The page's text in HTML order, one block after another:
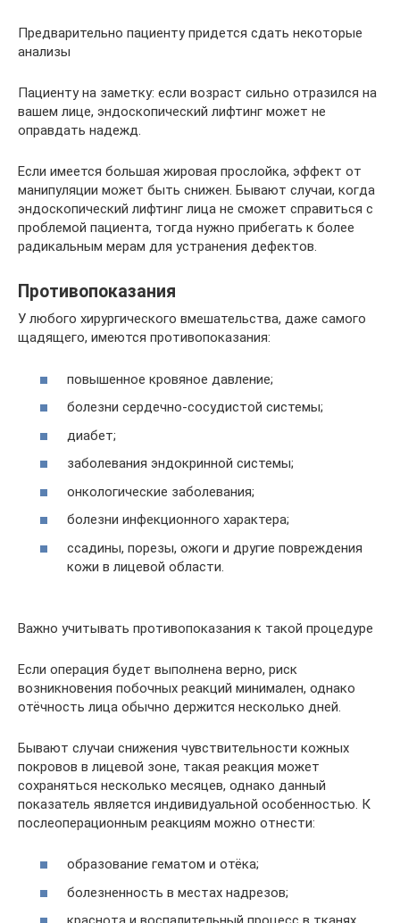
Предварительно пациенту придется сдать некоторые
анализы
Пациенту на заметку: если возраст сильно отразился на
вашем лице, эндоскопический лифтинг может не
оправдать надежд.
Если имеется большая жировая прослойка, эффект от
манипуляции может быть снижен. Бывают случаи, когда
эндоскопический лифтинг лица не сможет справиться с
проблемой пациента, тогда нужно прибегать к более
радикальным мерам для устранения дефектов.
Противопоказания
У любого хирургического вмешательства, даже самого
щадящего, имеются противопоказания:
повышенное кровяное давление;
болезни сердечно-сосудистой системы;
диабет;
заболевания эндокринной системы;
онкологические заболевания;
болезни инфекционного характера;
ссадины, порезы, ожоги и другие повреждения
кожи в лицевой области.
Важно учитывать противопоказания к такой процедуре
Если операция будет выполнена верно, риск
возникновения побочных реакций минимален, однако
отёчность лица обычно держится несколько дней.
Бывают случаи снижения чувствительности кожных
покровов в лицевой зоне, такая реакция может
сохраняться несколько месяцев, однако данный
показатель является индивидуальной особенностью. К
послеоперационным реакциям можно отнести:
образование гематом и отёка;
болезненность в местах надрезов;